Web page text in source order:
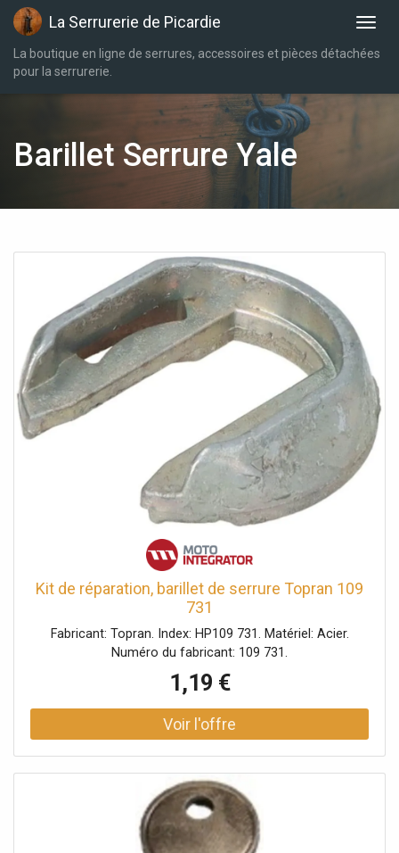
La Serrurerie de Picardie
La boutique en ligne de serrures, accessoires et pièces détachées
pour la serrurerie.
Barillet Serrure Yale
Kit de réparation, barillet de serrure Topran 109
731
Fabricant: Topran. Index: HP109 731. Matériel: Acier.
Numéro du fabricant: 109 731.
1,19 €